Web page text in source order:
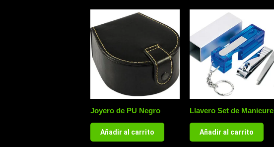
Joyero de PU Negro
Añadir al carrito
Llavero Set de Manicure
Añadir al carrito